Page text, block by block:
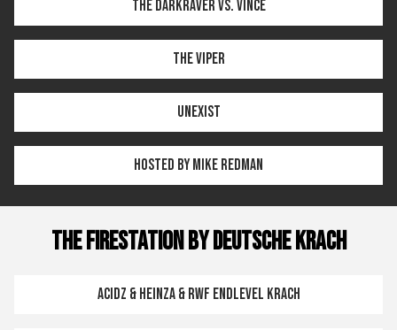
The Darkraver vs. Vince
The Viper
Unexist
Hosted by Mike Redman
THE FIRESTATION by DEUTSCHE KRACH
Acidz & Heinza & RWF ENDLEVEL KRACH